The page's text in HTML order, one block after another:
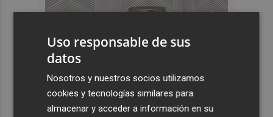
Últimas Noticias
Uso responsable de sus
datos
Nosotros y nuestros socios utilizamos
cookies y tecnologías similares para
almacenar y acceder a información en su